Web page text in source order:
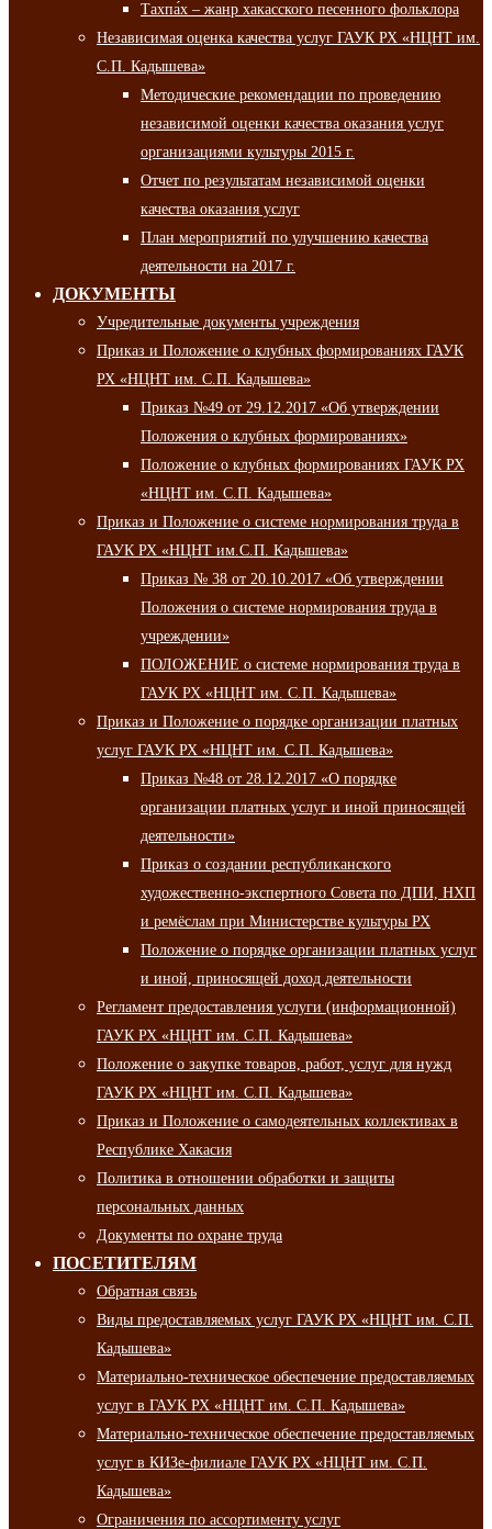
Тахпа́х – жанр хакасского песенного фольклора
Независимая оценка качества услуг ГАУК РХ «НЦНТ им.
С.П. Кадышева»
Методические рекомендации по проведению
независимой оценки качества оказания услуг
организациями культуры 2015 г.
Отчет по результатам независимой оценки
качества оказания услуг
План мероприятий по улучшению качества
деятельности на 2017 г.
ДОКУМЕНТЫ
Учредительные документы учреждения
Приказ и Положение о клубных формированиях ГАУК
РХ «НЦНТ им. С.П. Кадышева»
Приказ №49 от 29.12.2017 «Об утверждении
Положения о клубных формированиях»
Положение о клубных формированиях ГАУК РХ
«НЦНТ им. С.П. Кадышева»
Приказ и Положение о системе нормирования труда в
ГАУК РХ «НЦНТ им.С.П. Кадышева»
Приказ № 38 от 20.10.2017 «Об утверждении
Положения о системе нормирования труда в
учреждении»
ПОЛОЖЕНИЕ о системе нормирования труда в
ГАУК РХ «НЦНТ им. С.П. Кадышева»
Приказ и Положение о порядке организации платных
услуг ГАУК РХ «НЦНТ им. С.П. Кадышева»
Приказ №48 от 28.12.2017 «О порядке
организации платных услуг и иной приносящей
деятельности»
Приказ о создании республиканского
художественно-экспертного Совета по ДПИ, НХП
и ремёслам при Министерстве культуры РХ
Положение о порядке организации платных услуг
и иной, приносящей доход деятельности
Регламент предоставления услуги (информационной)
ГАУК РХ «НЦНТ им. С.П. Кадышева»
Положение о закупке товаров, работ, услуг для нужд
ГАУК РХ «НЦНТ им. С.П. Кадышева»
Приказ и Положение о самодеятельных коллективах в
Республике Хакасия
Политика в отношении обработки и защиты
персональных данных
Документы по охране труда
ПОСЕТИТЕЛЯМ
Обратная связь
Виды предоставляемых услуг ГАУК РХ «НЦНТ им. С.П.
Кадышева»
Материально-техническое обеспечение предоставляемых
услуг в ГАУК РХ «НЦНТ им. С.П. Кадышева»
Материально-техническое обеспечение предоставляемых
услуг в КИЗе-филиале ГАУК РХ «НЦНТ им. С.П.
Кадышева»
Ограничения по ассортименту услуг